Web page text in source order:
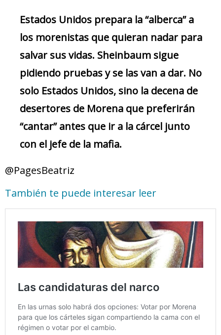
Estados Unidos prepara la “alberca” a
los morenistas que quieran nadar para
salvar sus vidas. Sheinbaum sigue
pidiendo pruebas y se las van a dar. No
solo Estados Unidos, sino la decena de
desertores de Morena que preferirán
“cantar” antes que ir a la cárcel junto
con el jefe de la mafia.
@PagesBeatriz
También te puede interesar leer